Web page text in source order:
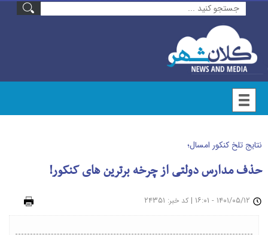
نتایج تلخ کنکور امسال؛
حذف مدارس دولتی از چرخه برترین های کنکور!
| کد خبر: ۲۴۳۵۱